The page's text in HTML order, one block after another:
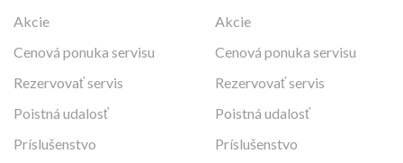
Akcie
Cenová ponuka servisu
Rezervovať servis
Poistná udalosť
Príslušenstvo
Akcie
Cenová ponuka servisu
Rezervovať servis
Poistná udalosť
Príslušenstvo